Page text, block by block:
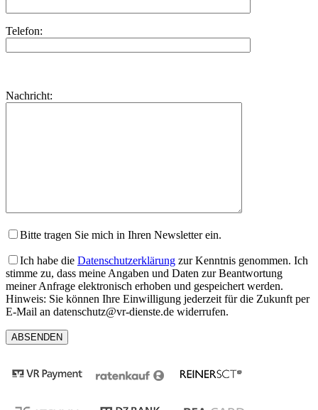
Telefon:
dieses
lasse
Nachricht:
Bitte tragen Sie mich in Ihren Newsletter ein.
Ich habe die Datenschutzerklärung zur Kenntnis genommen. Ich
stimme zu, dass meine Angaben und Daten zur Beantwortung
meiner Anfrage elektronisch erhoben und gespeichert werden.
Hinweis: Sie können Ihre Einwilligung jederzeit für die Zukunft per
E-Mail an datenschutz@vr-dienste.de widerrufen.